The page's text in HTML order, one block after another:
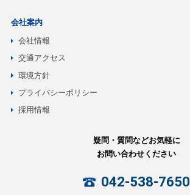
会社案内
会社情報
交通アクセス
環境方針
プライバシーポリシー
採用情報
疑問・質問などお気軽に
お問い合わせください
042-538-7650